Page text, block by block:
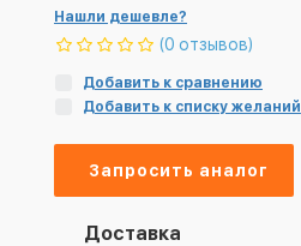
Нашли дешевле?
(0 отзывов)
Добавить к сравнению
Добавить к списку желаний
Запросить аналог
Доставка